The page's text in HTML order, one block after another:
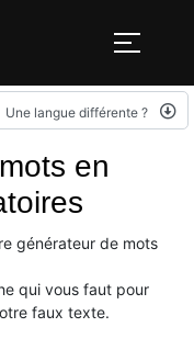
Une langue différente ?
en
générateur de mots
qui vous faut pour
faux texte.